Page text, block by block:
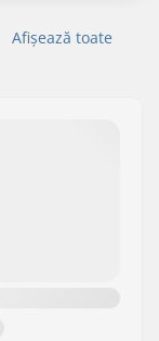
Afișează toate